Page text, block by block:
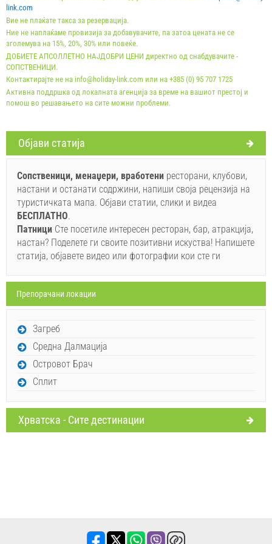
EUR (once - по_person), Пријава на гостите (01.01 -
30.06. / 01.09. - 31.12.): 5 EUR (once - по_person)
Условите и условите на добавувачот
Резервирајте и чекајте на потврда
Ако не сакате да резервирате сега, наместо да имате
повеќе прашања, ве молиме пополнете ги и кликнете
на "Испрати пребарување".
link.com
Вие не плаќате такса за резервација.
Ние не наплаќаме провизија за добавувачите, па затоа цената не се
зголемува на 15%, 20%, 30% или повеќе.
ДОБИЕТЕ АПСОЛЛЕТНО НАЈДОБРИ ЦЕНИ директно од снабдувачите -
СОПСТВЕНИЦИ.
Контактирајте не на info@holiday-link.com или на +385 (0) 95 707 1725
Активна поддршка од локалната агенција за време на вашиот престој и
помош во решавањето на сите можни проблеми.
Oбјави статија
Сопственици, менаџери, вработени ресторани, клубови,
настани и останати содржини, напиши своја рецензија на
туристичката мапа. Објави статии, слики и видеа
БЕСПЛАТНO.
Патници Сте посетиле интересен ресторан, бар, атракција,
настан? Поделете ги своите позитивни искуства! Напишете
статија, објавете видео или фотографии кои сте ги
Препорачани локации
Загреб
Средна Далмација
Островот Брач
Сплит
Хрватска - Сите дестинации